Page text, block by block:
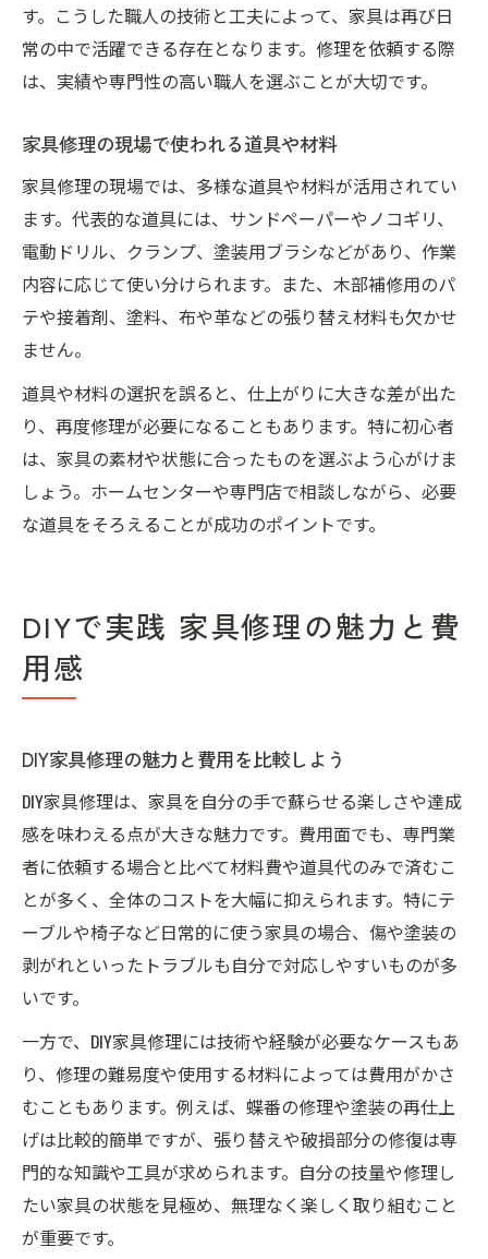
す。こうした職人の技術と工夫によって、家具は再び日
常の中で活躍できる存在となります。修理を依頼する際
は、実績や専門性の高い職人を選ぶことが大切です。
家具修理の現場で使われる道具や材料
家具修理の現場では、多様な道具や材料が活用されてい
ます。代表的な道具には、サンドペーパーやノコギリ、
電動ドリル、クランプ、塗装用ブラシなどがあり、作業
内容に応じて使い分けられます。また、木部補修用のパ
テや接着剤、塗料、布や革などの張り替え材料も欠かせ
ません。
道具や材料の選択を誤ると、仕上がりに大きな差が出た
り、再度修理が必要になることもあります。特に初心者
は、家具の素材や状態に合ったものを選ぶよう心がけま
しょう。ホームセンターや専門店で相談しながら、必要
な道具をそろえることが成功のポイントです。
DIYで実践 家具修理の魅力と費
用感
DIY家具修理の魅力と費用を比較しよう
DIY家具修理は、家具を自分の手で蘇らせる楽しさや達成
感を味わえる点が大きな魅力です。費用面でも、専門業
者に依頼する場合と比べて材料費や道具代のみで済むこ
とが多く、全体のコストを大幅に抑えられます。特にテ
ーブルや椅子など日常的に使う家具の場合、傷や塗装の
剥がれといったトラブルも自分で対応しやすいものが多
いです。
一方で、DIY家具修理には技術や経験が必要なケースもあ
り、修理の難易度や使用する材料によっては費用がかさ
むこともあります。例えば、蝶番の修理や塗装の再仕上
げは比較的簡単ですが、張り替えや破損部分の修復は専
門的な知識や工具が求められます。自分の技量や修理し
たい家具の状態を見極め、無理なく楽しく取り組むこと
が重要です。